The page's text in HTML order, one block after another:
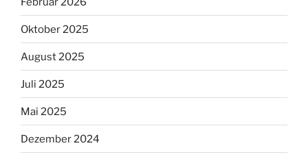
Oktober 2025
August 2025
Juli 2025
Mai 2025
Dezember 2024